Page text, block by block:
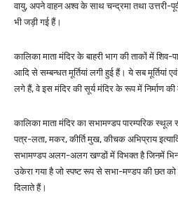
वायु, अपने वाहन अश्व के साथ चन्द्रमा तथा उत्तरी-
भी जड़ी गई हैं।
कालिका माता मंदिर के बाहरी भाग की ताकों में शिव-
आदि से सम्बन्धत मूर्तियां लगी हुई हैं। ये सब मूर्तियां
लगे हैं, वे इस मंदिर की सूर्य मंदिर के रूप में निर्माण
कालिका माता मंदिर का सभामण्डप पारम्परिक
पत्र-लता, मकर, कीर्ति मुख, कीचक अभिप्राय
सभामण्डप अलग-अलग खण्डों में विभक्त है जिनमें
उकेरा गया है जो स्पष्ट रूप से सभा-मण्डप की छत को
दिलाते हैं।